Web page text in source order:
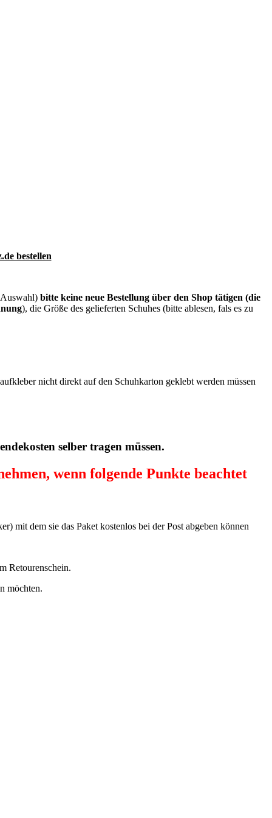
bestellen
bitte keine neue Bestellung über den Shop tätigen (die
), die Größe des gelieferten Schuhes (bitte ablesen, fals es zu
nicht direkt auf den Schuhkarton geklebt werden müssen
selber tragen müssen.
wenn folgende Punkte beachtet
mit dem sie das Paket kostenlos bei der Post abgeben können
Retourenschein.
möchten.